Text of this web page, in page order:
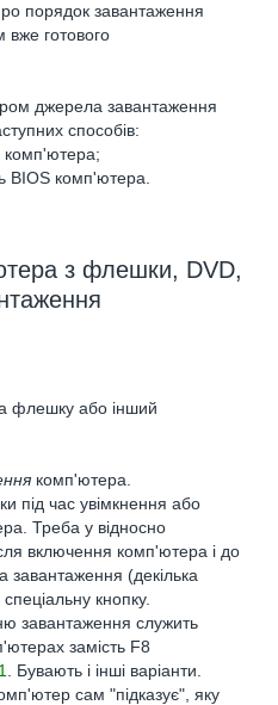
порядок завантаження
вже готового
джерела завантаження
способів:
комп'ютера;
BIOS комп'ютера.
з флешки, DVD,
флешку або інший
комп'ютера.
під час увімкнення або
Треба у відносно
включення комп'ютера і до
(декілька
кнопку.
завантаження служить
замість F8
. Бувають і інші варіанти.
сам "підказує", яку